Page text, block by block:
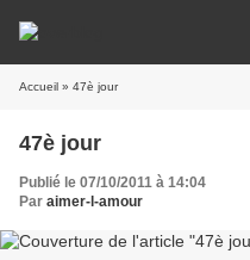
Accueil » 47è jour
47è jour
Publié le 07/10/2011 à 14:04
Par aimer-l-amour